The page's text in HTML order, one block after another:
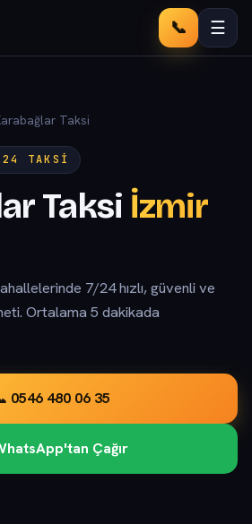
📞 ☰
Taksi
24 TAKSI
Taksi İzmir
7/24 hızlı, güvenli ve
Ortalama 5 dakikada
0546 480 06 35
Çağır